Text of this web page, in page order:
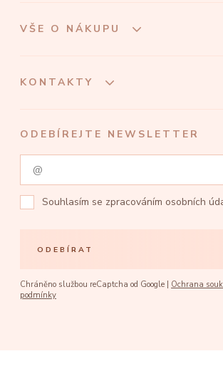
VŠE O NÁKUPU
KONTAKTY
ODEBÍREJTE NEWSLETTER
Souhlasím se zpracováním osobních
ODEBÍRAT
Chráněno službou reCaptcha od Google | Ochrana
podmínky